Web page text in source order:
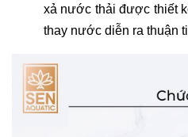
xả nước thải được thiết
thay nước diễn ra thuận